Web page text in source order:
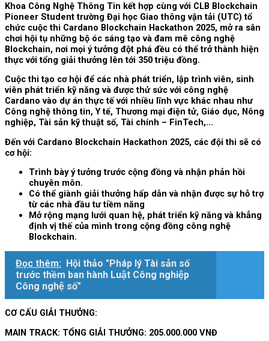
Khoa Công Nghệ Thông Tin kết hợp cùng với CLB Blockchain
Pioneer Student trường Đại học Giao thông vận tải (UTC) tổ
chức cuộc thi Cardano Blockchain Hackathon 2025, mở ra sân
chơi hội tụ những bộ óc sáng tạo và đam mê công nghệ
Blockchain, nơi mọi ý tưởng đột phá đều có thể trở thành hiện
thực với tổng giải thưởng lên tới 350 triệu đồng.
Cuộc thi tạo cơ hội để các nhà phát triển, lập trình viên, sinh
viên phát triển kỹ năng và được thử sức với công nghệ
Cardano vào dự án thực tế với nhiều lĩnh vực khác nhau như
Công nghệ thông tin, Y tế, Thương mại điện tử, Giáo dục, Nông
nghiệp, Tài sản kỹ thuật số, Tài chính – FinTech,…
Đến với Cardano Blockchain Hackathon 2025, các đội thi sẽ có
cơ hội:
Trình bày ý tưởng trước cộng đồng và nhận phản hồi
chuyên môn.
Có thể giành giải thưởng hấp dẫn và nhận được sự hỗ trợ
từ các nhà đầu tư tiềm năng
Mở rộng mạng lưới quan hệ, phát triển kỹ năng và khẳng
định vị thế của mình trong cộng đồng công nghệ
Blockchain.
Đọc thêm: Hội thảo "Pháp lý Tài sản số
trước thềm ban hành Luật Công nghiệp
Công nghệ số"
CƠ CẤU GIẢI THƯỞNG:
MAIN TRACK: TỔNG GIẢI THƯỞNG: 205.000.000 VNĐ